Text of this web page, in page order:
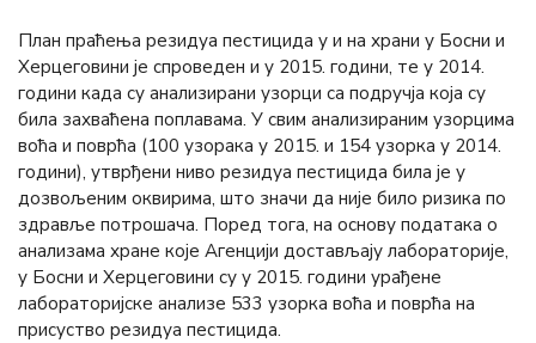
План праћења резидуа пестицида у и на храни у Босни и
Херцеговини је спроведен и у 2015. години, те у 2014.
години када су анализирани узорци са подручја која су
била захваћена поплавама. У свим анализираним узорцима
воћа и поврћа (100 узорака у 2015. и 154 узорка у 2014.
години), утврђени ниво резидуа пестицида била је у
дозвољеним оквирима, што значи да није било ризика по
здравље потрошача. Поред тога, на основу података о
анализама хране које Агенцији достављају лабораторије,
у Босни и Херцеговини су у 2015. години урађене
лабораторијске анализе 533 узорка воћа и поврћа на
присуство резидуа пестицида.